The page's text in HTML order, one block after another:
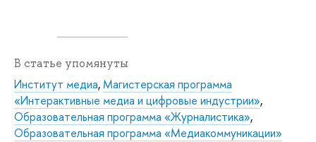
В статье упомянуты
Институт медиа, Магистерская программа
«Интерактивные медиа и цифровые индустрии»,
Образовательная программа «Журналистика»,
Образовательная программа «Медиакоммуникации»